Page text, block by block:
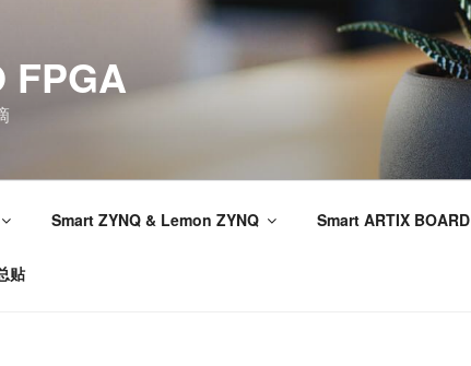
FPGA
Smart ZYNQ & Lemon ZYNQ Smart ARTIX BOARD
贴